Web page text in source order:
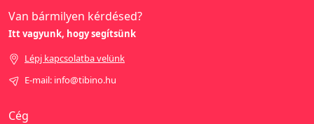
Cég
Van bármilyen kérdésed?
Itt vagyunk, hogy segítsünk
Lépj kapcsolatba velünk
E-mail: info@tibino.hu